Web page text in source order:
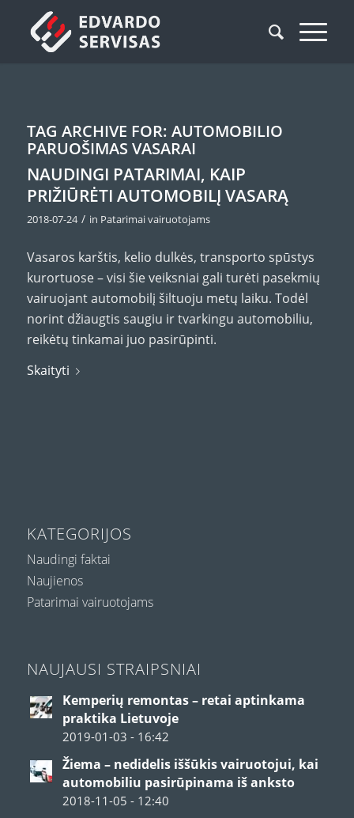
TAG ARCHIVE FOR: AUTOMOBILIO
PARUOŠIMAS VASARAI
NAUDINGI PATARIMAI, KAIP
PRIŽIŪRĖTI AUTOMOBILĮ VASARĄ
2018-07-24 / in Patarimai vairuotojams
Vasaros karštis, kelio dulkės, transporto spūstys
kurortuose – visi šie veiksniai gali turėti pasekmių
vairuojant automobilį šiltuoju metų laiku. Todėl
norint džiaugtis saugiu ir tvarkingu automobiliu,
reikėtų tinkamai juo pasirūpinti.
Skaityti
KATEGORIJOS
Naudingi faktai
Naujienos
Patarimai vairuotojams
NAUJAUSI STRAIPSNIAI
Kemperių remontas – retai aptinkama
praktika Lietuvoje
2019-01-03 - 16:42
Žiema – nedidelis iššūkis vairuotojui, kai
automobiliu pasirūpinama iš anksto
2018-11-05 - 12:40